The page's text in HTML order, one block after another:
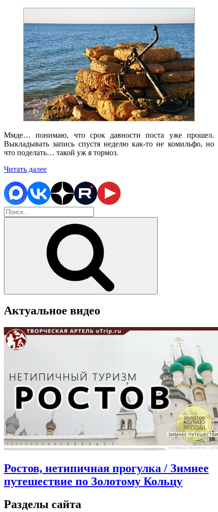
Ммде… понимаю, что срок давности поста уже прошел.
Выкладывать запись спустя неделю как-то не комильфо, но
что поделать… такой уж я тормоз.
Читать далее«Внезапно,
Искать:
Актуальное видео
Ростов, нетипичная прогулка / Зимнее
путешествие по Золотому Кольцу
Разделы сайта